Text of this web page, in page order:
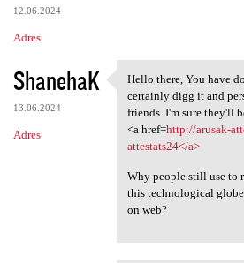
12.06.2024
Adres
ShanehaK
13.06.2024
Adres
Hello there, You
Hello there, You have
certainly digg it and
friends. I'm sure they'll
<a href=http://arusak-
attestats24</a>
Why people still use to
this technological
on web?